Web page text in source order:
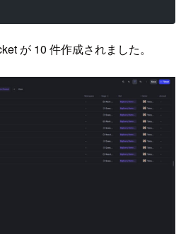
が 10 件作成されました。